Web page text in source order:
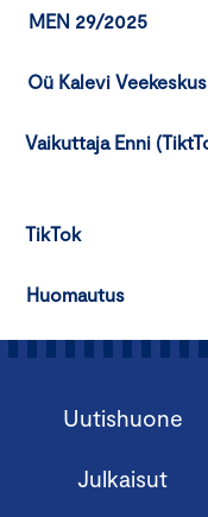
29/2025
Kalevi Veekeskus
Enni
Uutishuone
Julkaisut